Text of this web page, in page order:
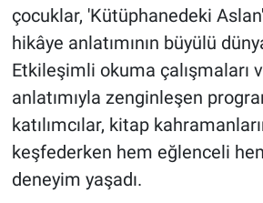
çocuklar, 'Kütüphanedeki
hikâye anlatımının büyülü
Etkileşimli okuma çalışmaları
anlatımıyla zenginleşen
katılımcılar, kitap
keşfederken hem eğlenceli
deneyim yaşadı.